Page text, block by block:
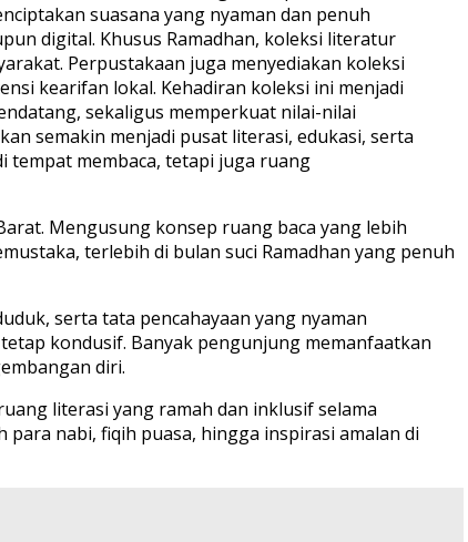
suasana yang nyaman dan penuh
digital. Khusus Ramadhan, koleksi literatur
Perpustakaan juga menyediakan koleksi
kearifan lokal. Kehadiran koleksi ini menjadi
sekaligus memperkuat nilai-nilai
semakin menjadi pusat literasi, edukasi, serta
tempat membaca, tetapi juga ruang
Mengusung konsep ruang baca yang lebih
terlebih di bulan suci Ramadhan yang penuh
serta tata pencahayaan yang nyaman
kondusif. Banyak pengunjung memanfaatkan
diri.
literasi yang ramah dan inklusif selama
nabi, fiqih puasa, hingga inspirasi amalan di